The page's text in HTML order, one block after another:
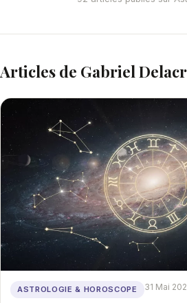
Articles de Gabriel
ASTROLOGIE & HOROSCOPE 31 Mai